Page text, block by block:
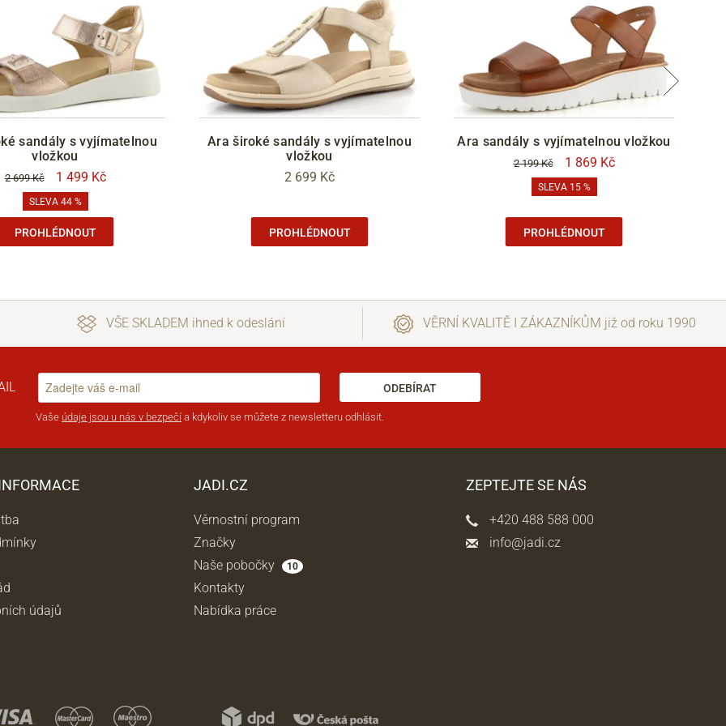
sandály s vyjímatelnou
vložkou
2 699 Kč 1 499 Kč
SLEVA 44 %
PROHLÉDNOUT
Ara široké sandály s vyjímatelnou
vložkou
2 699 Kč
PROHLÉDNOUT
Ara sandály s vyjímatelnou vložkou
2 199 Kč 1 869 Kč
SLEVA 15 %
PROHLÉDNOUT
VŠE SKLADEM ihned k odeslání VĚRNÍ KVALITĚ I ZÁKAZNÍKŮM již od roku 1990
ODEBÍRAT
Vaše údaje jsou u nás v bezpečí a kdykoliv se můžete z newsletteru odhlásit.
údajů
JADI.CZ
Věrnostní program
Značky
Naše pobočky
10
Kontakty
Nabídka práce
ZEPTEJTE SE NÁS
+420 488 588 000
info@jadi.cz